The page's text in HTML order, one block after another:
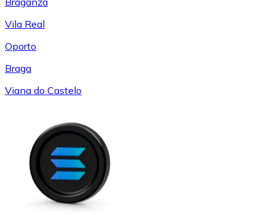
Vila Real
Oporto
Braga
Viana do Castelo